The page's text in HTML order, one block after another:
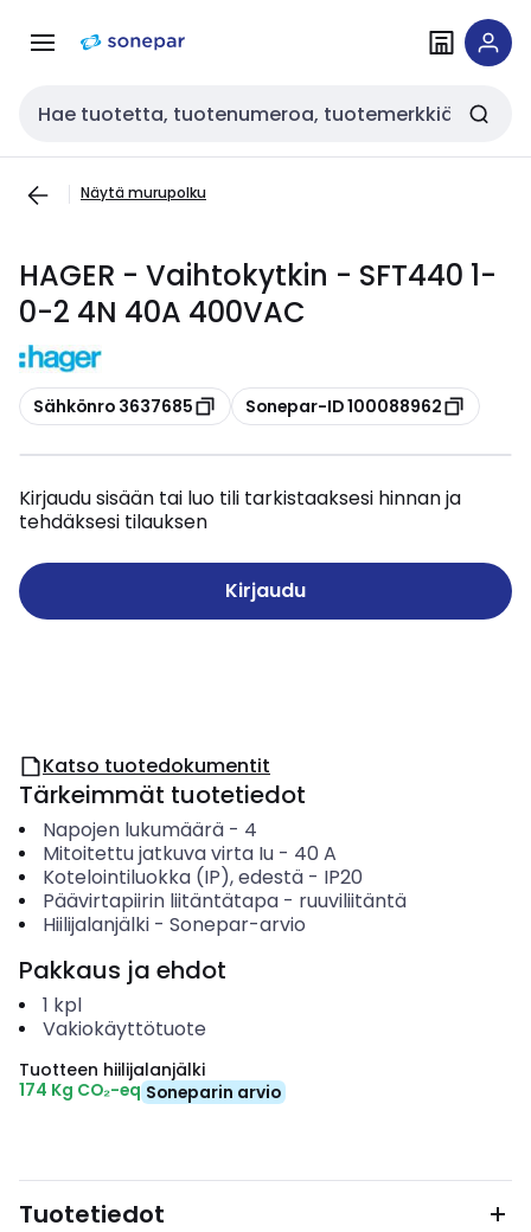
navigointiinsisältöön
Haku
Näytä murupolku
HAGER - Vaihtokytkin - SFT440 1-
0-2 4N 40A 400VAC
Kopioi
Sähkönro 3637685 Kopioi
Sonepar-ID 100088962
Kirjaudu sisään tai luo tili tarkistaaksesi hinnan ja
tehdäksesi tilauksen
Kirjaudu
Katso tuotedokumentit
Tärkeimmät tuotetiedot
Napojen lukumäärä- 4
Mitoitettu jatkuva virta Iu- 40 A
Kotelointiluokka (IP), edestä- IP20
Päävirtapiirin liitäntätapa- ruuviliitäntä
Hiilijalanjälki- Sonepar-arvio
Pakkaus ja ehdot
1 kpl
Vakiokäyttötuote
Tuotteen hiilijalanjälki
174 Kg CO₂-eq Soneparin arvio
Tuotetiedot